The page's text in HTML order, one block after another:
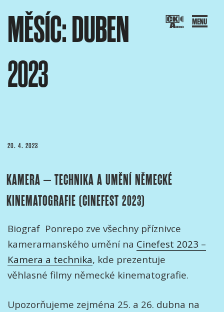
obsahu
ČESKÝCH KAMERAMANŮ
portál Asociace českých kameramanů
MĚSÍC: DUBEN
2023
PUBLIKOVÁNO
20. 4. 2023
KAMERA – TECHNIKA A UMĚNÍ NĚMECKÉ
KINEMATOGRAFIE (CINEFEST 2023)
Biograf Ponrepo zve všechny příznivce
kameramanského umění na Cinefest 2023 –
Kamera a technika, kde prezentuje
věhlasné filmy německé kinematografie.
Upozorňujeme zejména 25. a 26. dubna na